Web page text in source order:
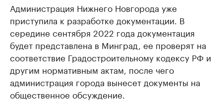
Администрация Нижнего Новгорода уже
приступила к разработке документации. В
середине сентября 2022 года документация
будет представлена в Минград, ее проверят на
соответствие Градостроительному кодексу РФ и
другим нормативным актам, после чего
администрация города вынесет документы на
общественное обсуждение.